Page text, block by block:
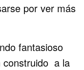
por ver más
fantasioso
construido a la